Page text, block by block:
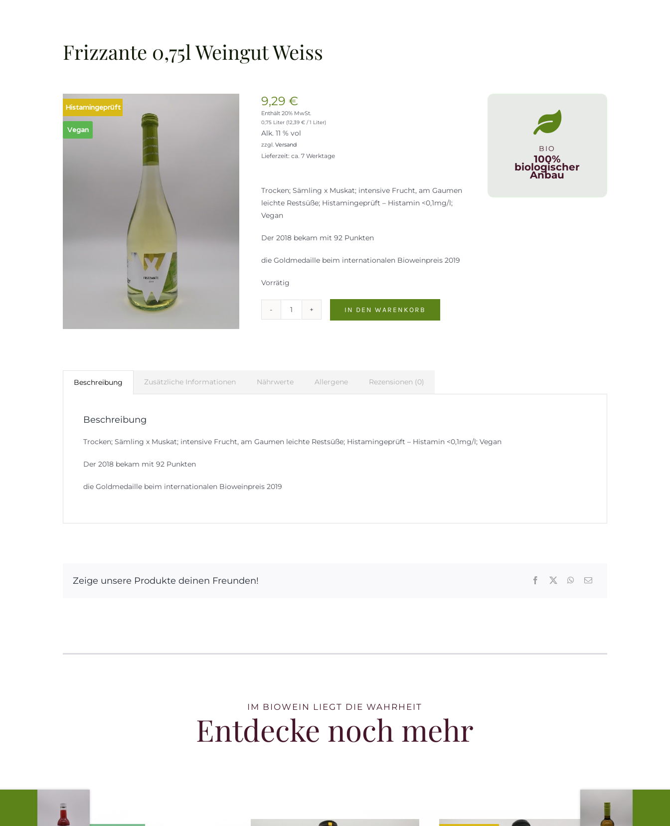
Frizzante 0,75l Weingut Weiss
Histamingeprüft
Vegan
9,29 €
Enthält 20% MwSt.
0,75 Liter (12,39 €/ 1 Liter)
Alk. 11 % vol
zzgl. Versand
Lieferzeit: ca. 7 Werktage
Trocken; Sämling x Muskat; intensive Frucht, am Gaumen
leichte Restsüße; Histamingeprüft – Histamin <0,1mg/l;
Vegan
Der 2018 bekam mit 92 Punkten
die Goldmedaille beim internationalen Bioweinpreis 2019
Vorrätig
Frizzante
IN DEN WARENKORB
BIO
100%
biologischer
Anbau
Beschreibung Zusätzliche Informationen Nährwerte Allergene Rezensionen (0)
Beschreibung
Trocken; Sämling x Muskat; intensive Frucht, am Gaumen leichte Restsüße; Histamingeprüft – Histamin <0,1mg/l; Vegan
Der 2018 bekam mit 92 Punkten
die Goldmedaille beim internationalen Bioweinpreis 2019
Zeige unsere Produkte deinen Freunden!
IM BIOWEIN LIEGT DIE WAHRHEIT
Entdecke noch mehr